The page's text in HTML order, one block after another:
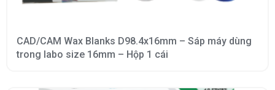
CAD/CAM Wax Blanks D98.4x16mm – Sáp máy dùng
trong labo size 16mm – Hộp 1 cái